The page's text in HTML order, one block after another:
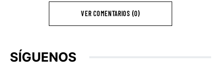
VER COMENTARIOS (0)
SÍGUENOS